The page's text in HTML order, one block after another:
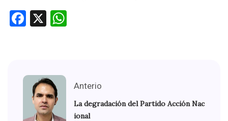
Facebook
X
Anterio
La degradación del Partido Acción Nac
ional